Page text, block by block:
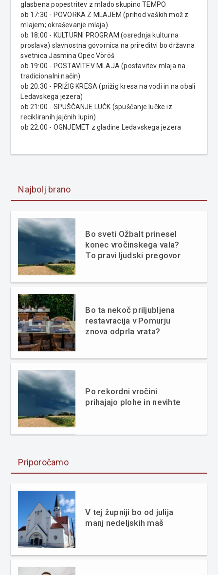
glasbena popestritev z mlado skupino TEMPO
ob 17:30 - POVORKA Z MLAJEM (prihod vaških mož z
mlajem; okraševanje mlaja)
ob 18:00 - KULTURNI PROGRAM (osrednja kulturna
proslava) slavnostna govornica na prireditvi bo državna
svetnica Jasmina Opec Vöröš
ob 19:00 - POSTAVITEV MLAJA (postavitev mlaja na
tradicionalni način)
ob 20:30 - PRIŽIG KRESA (prižig kresa na vodi in na obali
Ledavskega jezera)
ob 21:00 - SPUŠČANJE LUČK (spuščanje lučke iz
recikliranih jajčnih lupin)
ob 22:00 - OGNJEMET z gladine Ledavskega jezera
Najbolj brano
Bo sveti Ožbalt prinesel
konec vročinskega vala?
To pravi ljudski pregovor
Bo ta nekoč priljubljena
restavracija v Pomurju
znova odprla vrata?
Po rekordni vročini
prihajajo plohe in nevihte
Priporočamo
V tej župniji bo od julija
manj nedeljskih maš